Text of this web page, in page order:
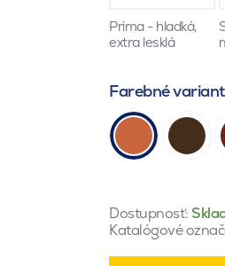
Prima - hladká,
extra lesklá
Farebné
Dostupnosť:
Katalógové